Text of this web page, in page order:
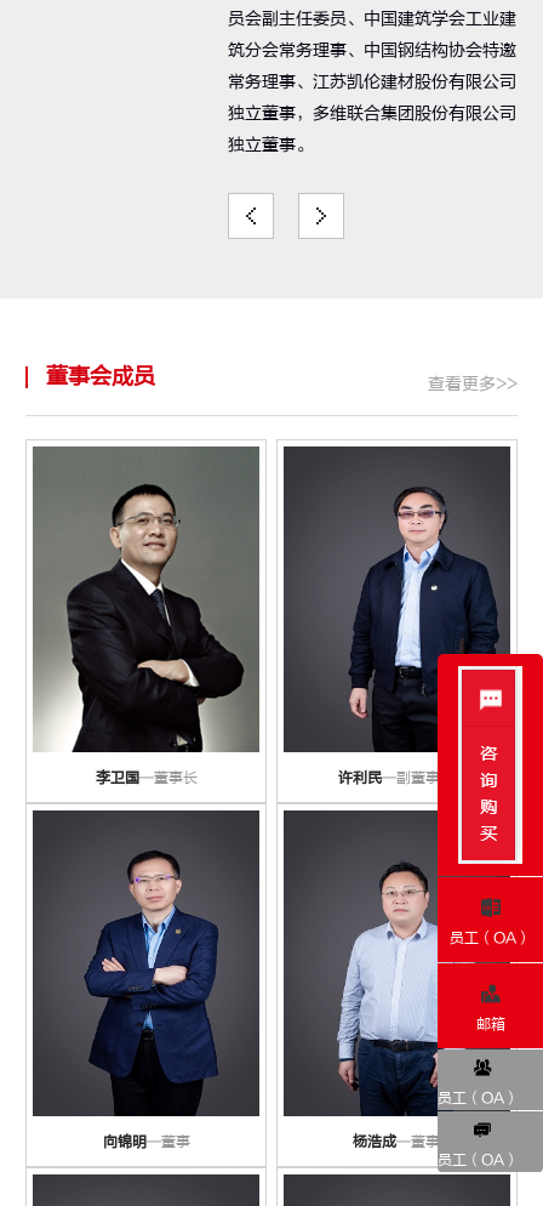
员会副主任委员、中国建筑学会工业建
筑分会常务理事、中国钢结构协会特邀
常务理事、江苏凯伦建材股份有限公司
独立董事，多维联合集团股份有限公司
独立董事。
董事会成员 查看更多>>
李卫国—董事长 许利民—副董事长
向锦明—董事 杨浩成—董事
员工（OA）
邮箱
员工（OA）
员工（OA）